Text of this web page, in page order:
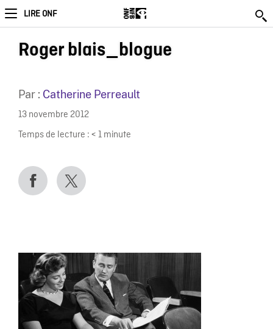
LIRE ONF
Roger blais_blogue
Par : Catherine Perreault
13 novembre 2012
Temps de lecture : < 1 minute